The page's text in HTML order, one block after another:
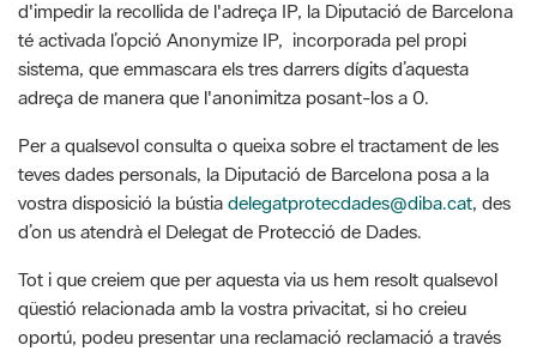
d'impedir la recollida de l'adreça IP, la Diputació de Barcelona
té activada l’opció Anonymize IP, incorporada pel propi
sistema, que emmascara els tres darrers dígits d’aquesta
adreça de manera que l'anonimitza posant-los a 0.
Per a qualsevol consulta o queixa sobre el tractament de les
teves dades personals, la Diputació de Barcelona posa a la
vostra disposició la bústia delegatprotecdades@diba.cat, des
d’on us atendrà el Delegat de Protecció de Dades.
Tot i que creiem que per aquesta via us hem resolt qualsevol
qüestió relacionada amb la vostra privacitat, si ho creieu
oportú, podeu presentar una reclamació reclamació a través